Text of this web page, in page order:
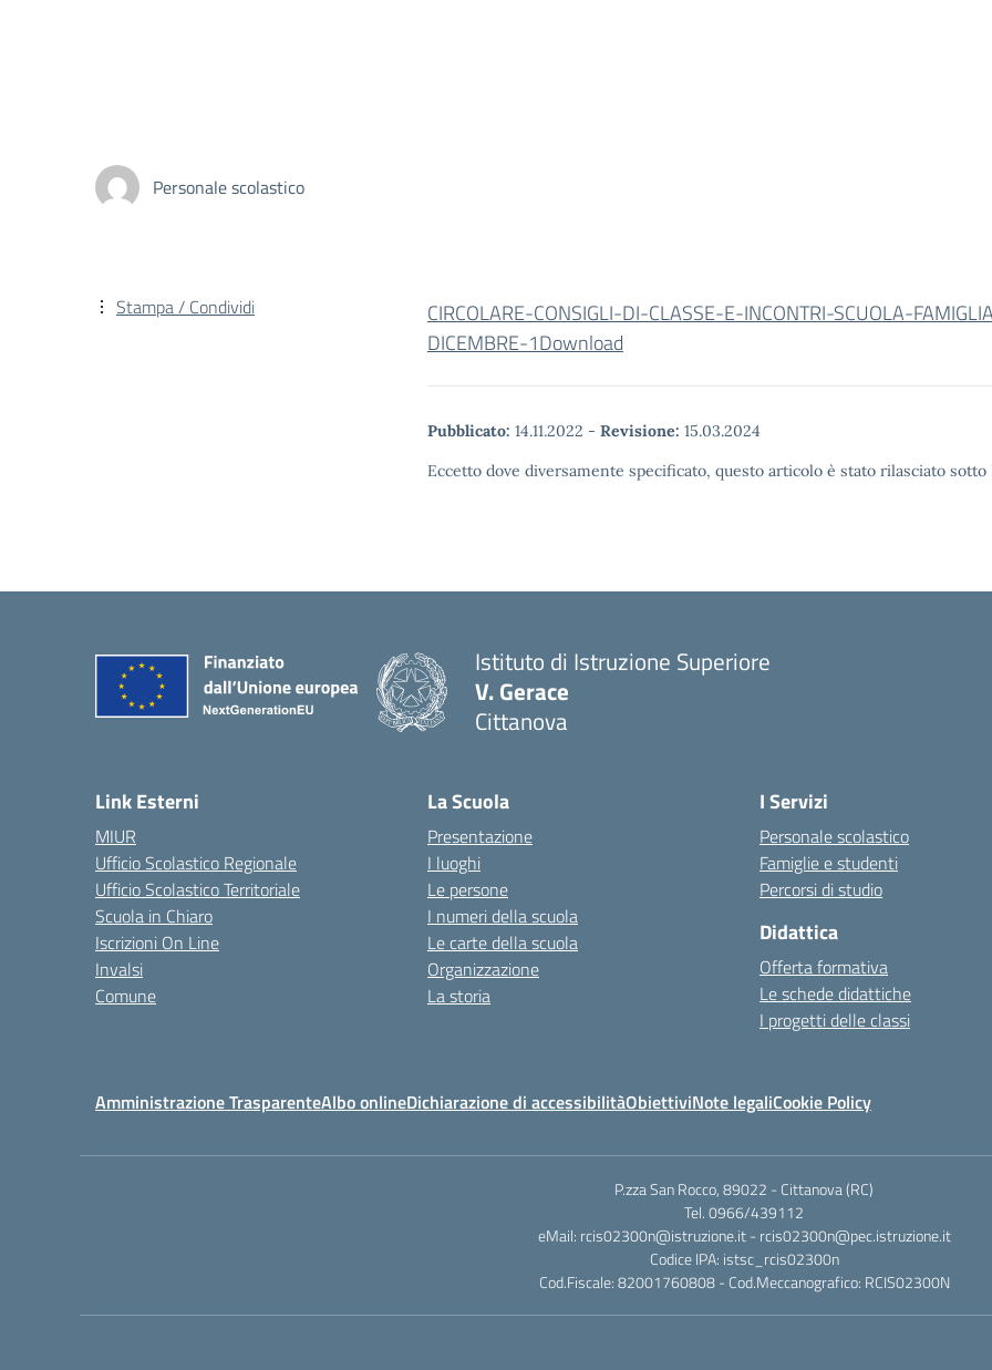
Personale scolastico
CIRCOLARE-CONSIGLI-DI-CLASSE-E-INCONTRI-SCUOLA-
DICEMBRE-1Download
Pubblicato: 14.11.2022 - Revisione: 15.03.2024
Eccetto dove diversamente specificato, questo articolo è stato rilasciato
Stampa / Condividi
Istituto di Istruzione Superiore
V. Gerace
Cittanova
Link Esterni
MIUR
Ufficio Scolastico Regionale
Ufficio Scolastico Territoriale
Scuola in Chiaro
Iscrizioni On Line
Invalsi
Comune
La Scuola
Presentazione
I luoghi
Le persone
I numeri della scuola
Le carte della scuola
Organizzazione
La storia
I Servizi
Personale scolastico
Famiglie e studenti
Percorsi di studio
Didattica
Offerta formativa
Le schede didattiche
I progetti delle classi
Amministrazione TrasparenteAlbo onlineDichiarazione di accessibilitàObiettiviNote legaliCookie Policy
P.zza San Rocco, 89022 - Cittanova (RC)
Tel. 0966/439112
eMail: rcis02300n@istruzione.it - rcis02300n@pec.istruzione.it
Codice IPA: istsc_rcis02300n
Cod.Fiscale: 82001760808 - Cod.Meccanografico: RCIS02300N